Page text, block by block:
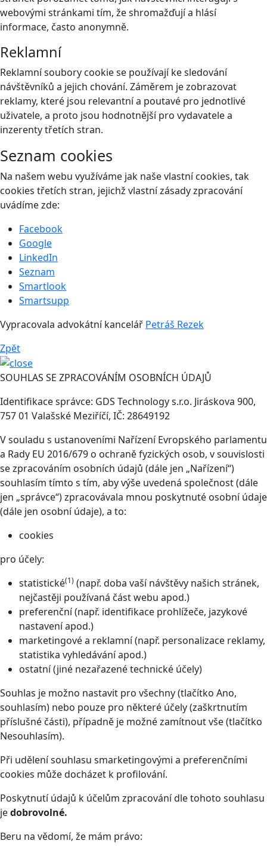
webovými stránkami tím, že shromažďují a hlásí
informace, často anonymně.
Reklamní
Reklamní soubory cookie se používají ke sledování
návštěvníků a jejich chování. Záměrem je zobrazovat
reklamy, které jsou relevantní a poutavé pro jednotlivé
uživatele, a proto jsou hodnotnější pro vydavatele a
inzerenty třetích stran.
Seznam cookies
Na našem webu využíváme jak naše vlastní cookies, tak
cookies třetích stran, jejichž vlastní zásady zpracování
uvádíme zde:
Facebook
Google
LinkedIn
Seznam
Smartlook
Smartsupp
Vypracovala advokátní kancelář Petráš Rezek
Zpět
SOUHLAS SE ZPRACOVÁNÍM OSOBNÍCH ÚDAJŮ
Identifikace správce: GDS Technology s.r.o. Jiráskova 900,
757 01 Valašské Meziříčí, IČ: 28649192
V souladu s ustanoveními Nařízení Evropského parlamentu
a Rady EU 2016/679 o ochraně fyzických osob, v souvislosti
se zpracováním osobních údajů (dále jen „Nařízení“)
souhlasím tímto s tím, aby výše uvedená společnost (dále
jen „správce“) zpracovávala mnou poskytnuté osobní údaje
(dále jen osobní údaje), a to:
cookies
pro účely:
statistické(1) (např. doba vaší návštěvy našich stránek,
nejčastěji používaná část webu apod.)
preferenční (např. identifikace prohlížeče, jazykové
nastavení apod.)
marketingové a reklamní (např. personalizace reklamy,
statistika vyhledávání apod.)
ostatní (jiné nezařazené technické účely)
Souhlas je možno nastavit pro všechny (tlačítko Ano,
souhlasím) nebo pouze pro některé účely (zaškrtnutím
příslušné části), případně je možné zamítnout vše (tlačítko
Nesouhlasím).
Při udělení souhlasu smarketingovými a preferenčními
cookies může docházet k profilování.
Poskytnutí údajů k účelům zpracování dle tohoto souhlasu
jedobrovolné.
Beru na vědomí, že mám právo: